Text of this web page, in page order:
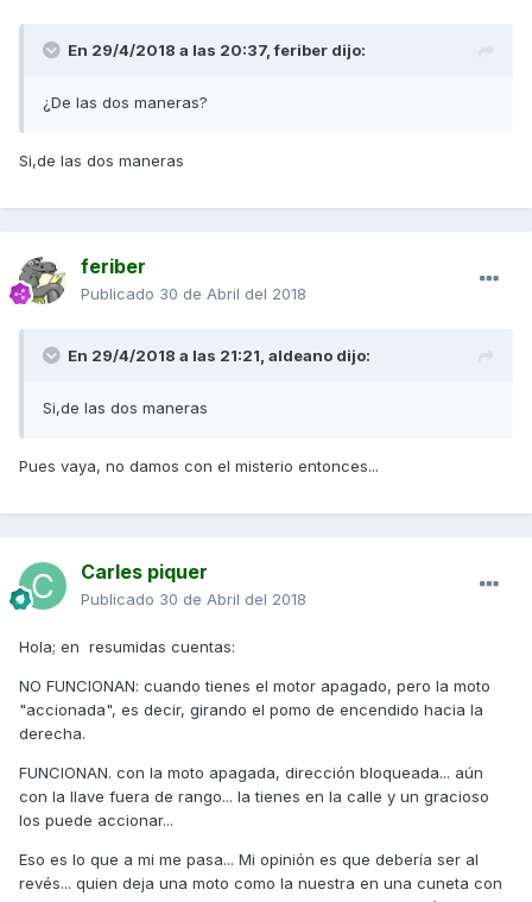
En 29/4/2018 a las 20:37,feriber dijo:
¿De las dos maneras?
Si,de las dos maneras
feriber
Publicado 30 de Abril del 2018
En 29/4/2018 a las 21:21, aldeano dijo:
Si,de las dos maneras
Pues vaya, no damos con el misterio entonces...
Carles piquer
Publicado 30 de Abril del 2018
Hola; en resumidas cuentas:
NO FUNCIONAN: cuando tienes el motor apagado, pero la moto
"accionada", es decir, girando el pomo de encendido hacia la
derecha.
FUNCIONAN. con la moto apagada, dirección bloqueada... aún
con la llave fuera de rango... la tienes en la calle y un gracioso
los puede accionar...
Eso es lo que a mi me pasa... Mi opinión es que debería ser al
revés... quien deja una moto como la nuestra en una cuneta con